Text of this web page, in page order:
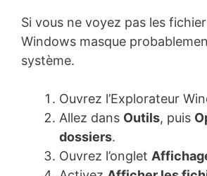
Si vous ne voyez pas les
Windows masque
système.
Ouvrez l’Explorateur
Allez dans Outils, puis
dossiers.
Ouvrez l’onglet